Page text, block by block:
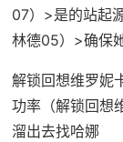
07）>是的站起
林德05）>确保
解锁回想维罗妮
功率（解锁回想
溜出去找哈娜